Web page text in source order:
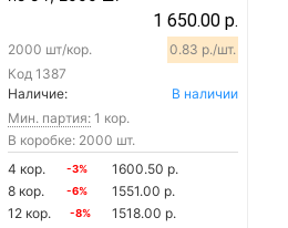
1 650.00 р.
Код 1387
2000 шт/кор. 0.83 р./шт.
Наличие:
В наличии
Мин. партия: 1 кор.
В коробке: 2000 шт.
4 кор.
-3%
1600.50 р.
8 кор.
-6%
1551.00 р.
12 кор.
-8% 1518.00 р.